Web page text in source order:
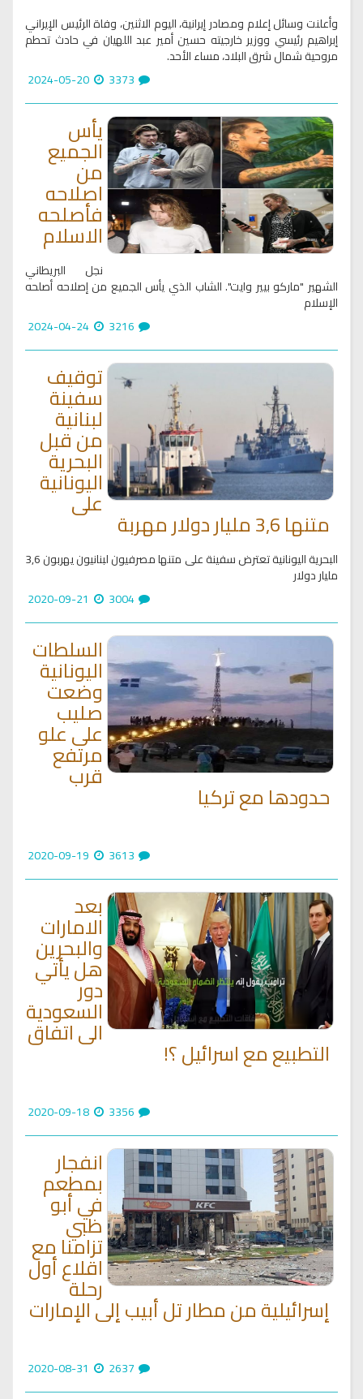
وأعلنت وسائل إعلام ومصادر إيرانية، اليوم الاثنين، وفاة الرئيس الإيراني
إبراهيم رئيسي ووزير خارجيته حسين أمير عبد اللهيان في حادث تحطم
مروحية شمال شرق البلاد، مساء الأحد.
يأس
الجميع
من
اصلاحه
فأصلحه
الاسلام
نجل البريطاني
الشهير "ماركو بيير وايت". الشاب الذي يأس الجميع من إصلاحه أصلحه
الإسلام
توقيف
سفينة
لبنانية
من قبل
البحرية
اليونانية
على
متنها 3,6 مليار دولار مهربة
البحرية اليونانية تعترض سفينة على متنها مصرفيون لبنانيون يهربون 3,6
مليار دولار
السلطات
اليونانية
وضعت
صليب
على علو
مرتفع
قرب
حدودها مع تركيا
بعد
الامارات
والبحرين
هل يأتي
دور
السعودية
الى اتفاق
التطبيع مع اسرائيل ؟!
انفجار
بمطعم
في أبو
ظبي
تزامنا مع
اقلاع أول
رحلة
إسرائيلية من مطار تل أبيب إلى الإمارات